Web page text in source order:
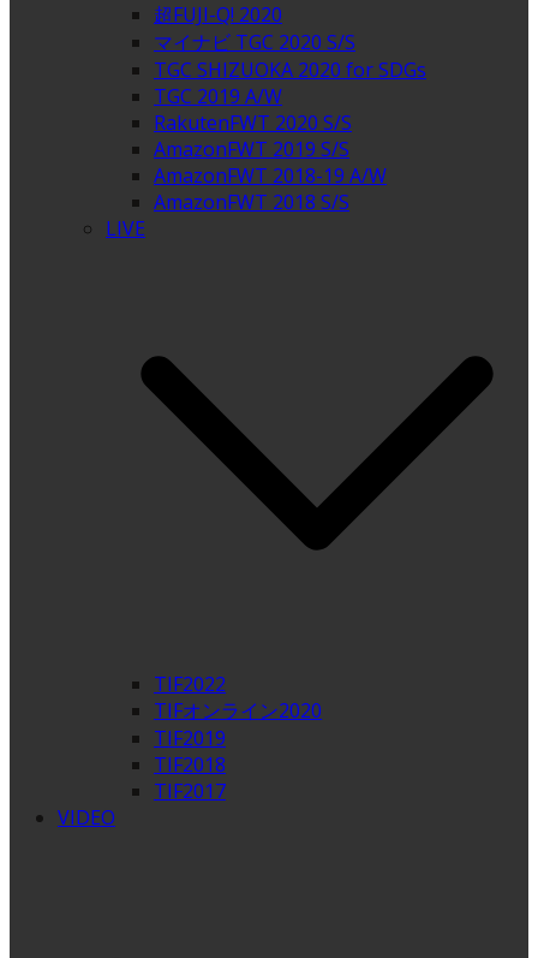
超FUJI-Q! 2020
マイナビ TGC 2020 S/S
TGC SHIZUOKA 2020 for SDGs
TGC 2019 A/W
RakutenFWT 2020 S/S
AmazonFWT 2019 S/S
AmazonFWT 2018-19 A/W
AmazonFWT 2018 S/S
LIVE
TIF2022
TIFオンライン2020
TIF2019
TIF2018
TIF2017
VIDEO